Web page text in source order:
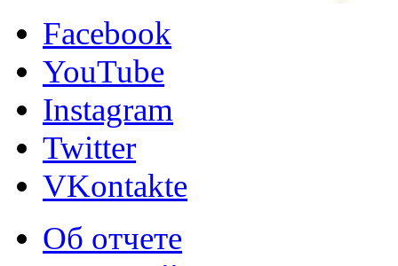
Facebook
YouTube
Instagram
Twitter
VKontakte
Об отчете